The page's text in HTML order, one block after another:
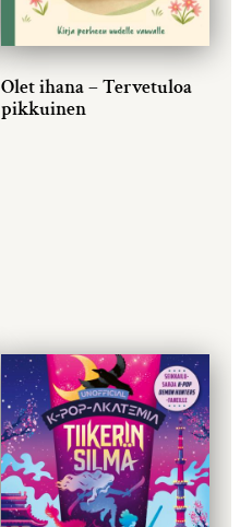
Olet ihana – Tervetuloa
pikkuinen